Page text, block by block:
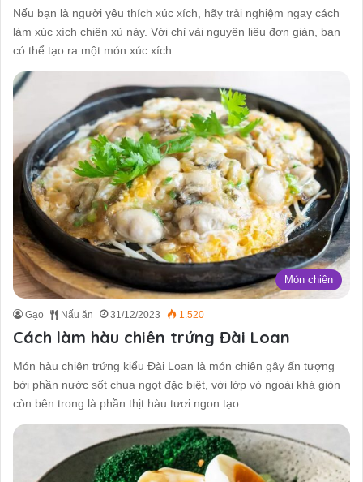
Nếu bạn là người yêu thích xúc xích, hãy trải nghiệm ngay cách
làm xúc xích chiên xù này. Với chỉ vài nguyên liệu đơn giản, bạn
có thể tạo ra một món xúc xích…
Món chiên
Gạo Nấu ăn 31/12/2023 1.520
Cách làm hàu chiên trứng Đài Loan
Món hàu chiên trứng kiểu Đài Loan là món chiên gây ấn tượng
bởi phần nước sốt chua ngọt đặc biệt, với lớp vỏ ngoài khá giòn
còn bên trong là phần thịt hàu tươi ngon tạo…